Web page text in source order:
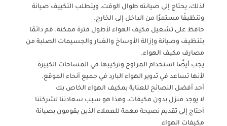
لذلك، يحتاج إلى صيانته طوال الوقت، ويتطلب التكييف صيانة
وتنظيفًا مستمرًا من الداخل إلى الخارج.
حافظ على تشغيل مكيف الهواء لأطول فترة ممكنة. قم دائمًا
بتنظيف وصيانة وإزالة الأوساخ والغبار والجسيمات الصلبة من
مصارف مكيف الهواء.
يجب أيضًا استخدام المراوح وتركيبها في المساحات الكبيرة
لأنها تساعد في تدوير الهواء البارد في جميع أنحاء الموقع.
أحد أفضل النصائح للعناية بمكيف الهواء الخاص بك
لا يوجد منزل بدون مكيفات، وهذا هو سبب سعادتنا لشركتنا
أحتاج إلى تقديم نصيحة مهمة للعملاء الذين يقومون بصيانة
مكيفات الهواء